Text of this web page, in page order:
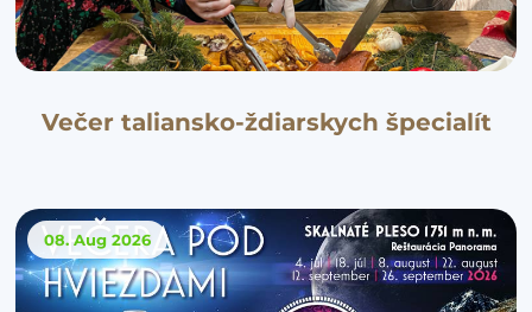
Večer taliansko-ždiarskych špecialít
08. Aug 2026